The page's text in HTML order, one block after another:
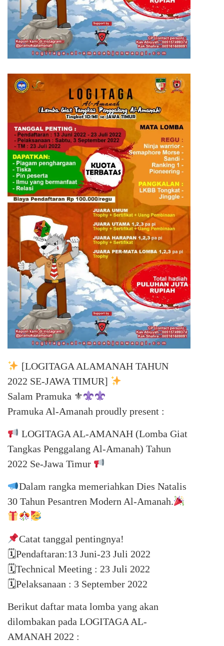
[LOGITAGA ALAMANAH TAHUN
2022 SE-JAWA TIMUR]
Salam Pramuka ⚜
Pramuka Al-Amanah proudly present :
LOGITAGA AL-AMANAH (Lomba Giat
Tangkas Penggalang Al-Amanah) Tahun
2022 Se-Jawa Timur
Dalam rangka memeriahkan Dies Natalis
30 Tahun Pesantren Modern Al-Amanah.
Catat tanggal pentingnya!
🗓Pendaftaran:13 Juni-23 Juli 2022
🗓Technical Meeting : 23 Juli 2022
🗓Pelaksanaan : 3 September 2022
Berikut daftar mata lomba yang akan
dilombakan pada LOGITAGA AL-
AMANAH 2022 :